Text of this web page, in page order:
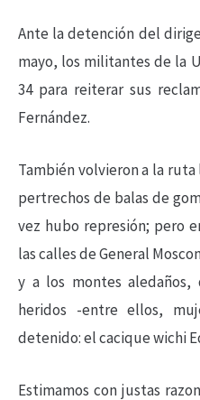
Ante la detención del
mayo, los militantes de la
34 para reiterar sus
Fernández.
También volvieron a la
pertrechos de balas de
vez hubo represión; pero
las calles de General
y a los montes aledaños,
heridos -entre ellos,
detenido: el cacique wichi
Estimamos con justas